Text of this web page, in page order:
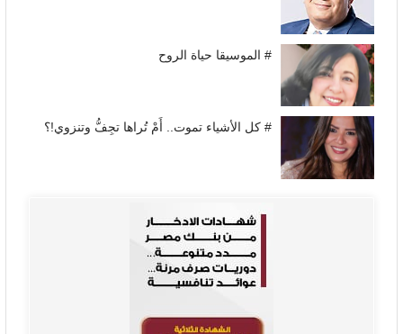
# الموسيقا حياة الروح
# كل الأشياء تموت.. أَمْ تُراها تجِفُّ وتنزوي!؟